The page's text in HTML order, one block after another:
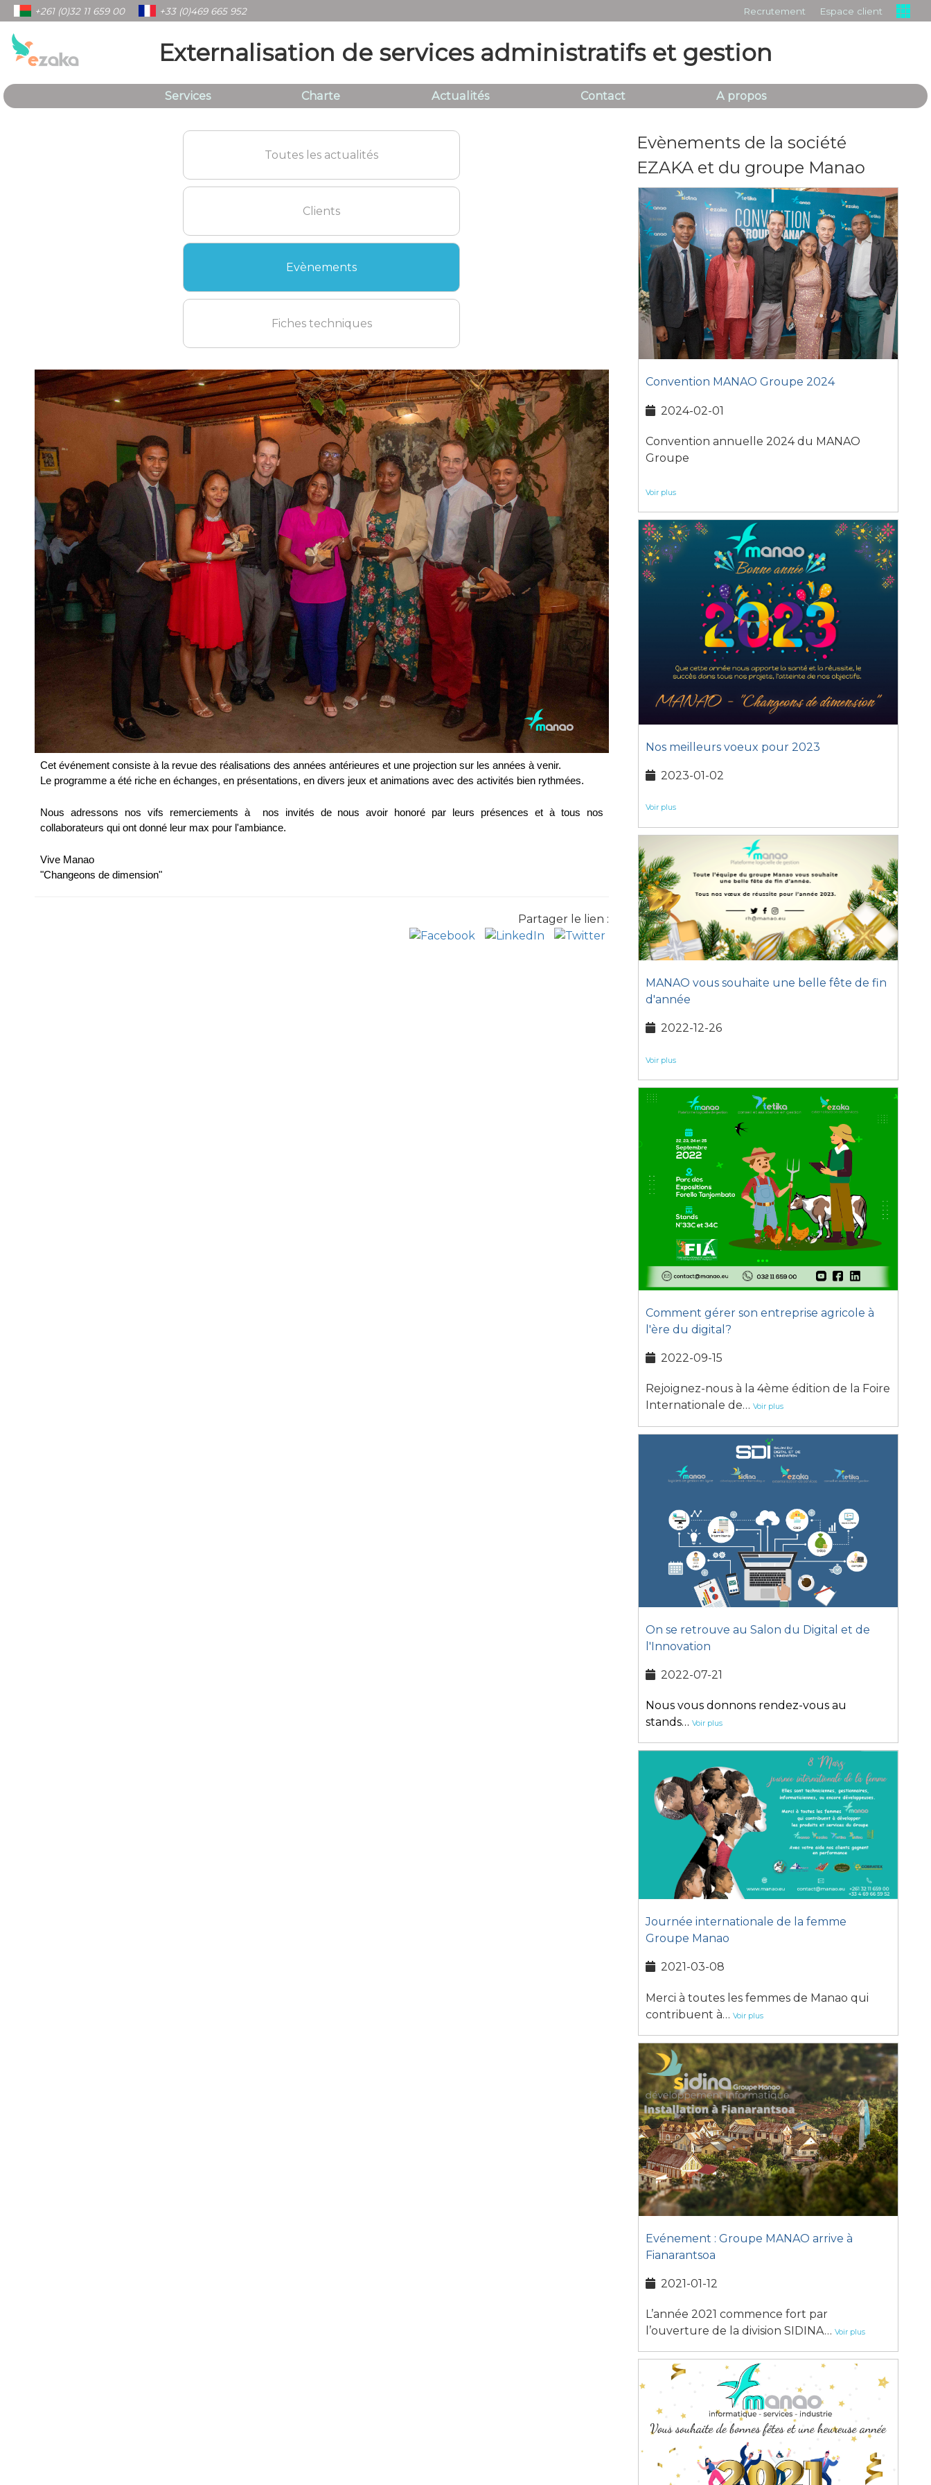
+261 (0)32 11 659 00 +33 (0)469 665 952 Recrutement Espace client
Externalisation de services administratifs et gestion
Services Charte Actualités Contact A propos
Toutes les actualités
Clients
Evènements
Fiches techniques
Cet événement consiste à la revue des réalisations des années antérieures et une projection sur les années à venir.
Le programme a été riche en échanges, en présentations, en divers jeux et animations avec des activités bien rythmées.
Nous adressons nos vifs remerciements à  nos invités de nous avoir honoré par leurs présences et à tous nos
collaborateurs qui ont donné leur max pour l'ambiance.
Vive Manao
"Changeons de dimension"
Partager le lien :
Evènements de la société
EZAKA et du groupe Manao
Convention MANAO Groupe 2024
2024-02-01
Convention annuelle 2024 du MANAO
Groupe
Voir plus
Nos meilleurs voeux pour 2023
2023-01-02
Voir plus
MANAO vous souhaite une belle fête de fin
d'année
2022-12-26
Voir plus
Comment gérer son entreprise agricole à
l'ère du digital?
2022-09-15
Rejoignez-nous à la 4ème édition de la Foire
Internationale de…Voir plus
On se retrouve au Salon du Digital et de
l'Innovation
2022-07-21
Nous vous donnons rendez-vous au
stands…Voir plus
Journée internationale de la femme
Groupe Manao
2021-03-08
Merci à toutes les femmes de Manao qui
contribuent à…Voir plus
Evénement : Groupe MANAO arrive à
Fianarantsoa
2021-01-12
L’année 2021 commence fort par
l’ouverture de la division SIDINA…Voir plus